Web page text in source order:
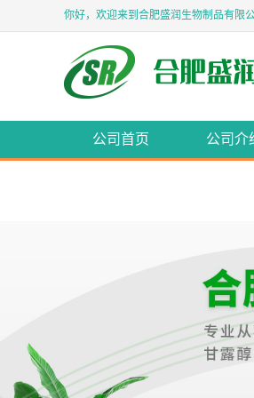
你好，欢迎来到合肥盛润生物制品有限公
公司首页 公司介